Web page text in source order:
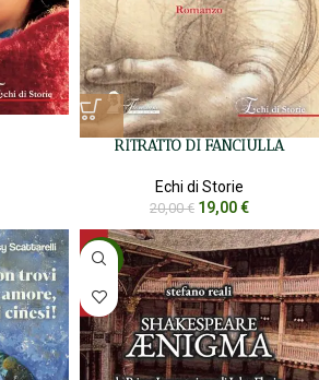
RITRATTO DI FANCIULLA
Echi di Storie
20,00€ 19,00€
-5%